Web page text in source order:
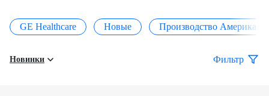
GE Healthcare Новые Производство Америка
Новинки Фильтр